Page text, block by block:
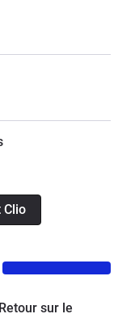
Clio
sur le